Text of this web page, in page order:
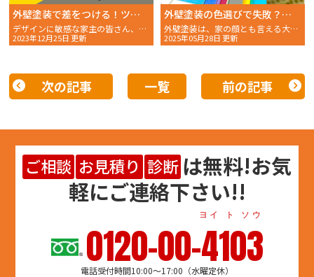
外壁塗装で差をつける！ツートンカラーの選び方と塗り分けパターンを紹介！
デザインに敏感な家主の皆さん、自宅の外観に個性を出すため
2023年12月25日 更新
外壁塗装の色選びで失敗？後悔しないための対策とは？
外壁塗装は、家の顔とも言える大切な工事です。 せっかくの塗
2025年05月28日 更新
次の記事 一覧 前の記事
ご相談 お見積り 診断 は無料!お気
軽にご連絡下さい!!
0120-00-4103
ヨイ ト ソウ
電話受付時間10:00～17:00（水曜定休）